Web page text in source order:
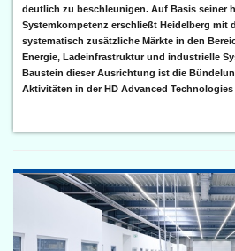
deutlich zu beschleunigen. Auf Basis seiner
Systemkompetenz erschließt Heidelberg mit
systematisch zusätzliche Märkte in den
Energie, Ladeinfrastruktur und industrielle
Baustein dieser Ausrichtung ist die
Aktivitäten in der HD Advanced Technologies